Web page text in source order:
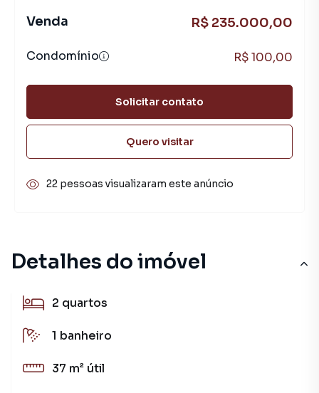
Detalhes do imóvel
2 quartos
1 banheiro
37 m² útil
Venda R$ 235.000,00
Condomínio R$ 100,00
Solicitar contato
Quero visitar
22 pessoas visualizaram este anúncio